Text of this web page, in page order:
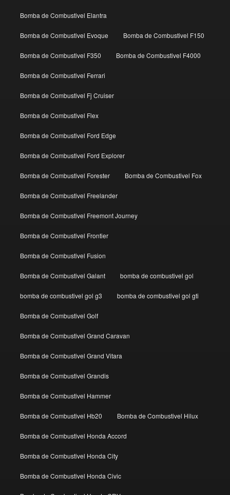
Bomba de Combustivel Elantra
Bomba de Combustivel Evoque Bomba de Combustivel F150
Bomba de Combustivel F350 Bomba de Combustivel F4000
Bomba de Combustivel Ferrari
Bomba de Combustivel Fj Cruiser
Bomba de Combustivel Flex
Bomba de Combustivel Ford Edge
Bomba de Combustivel Ford Explorer
Bomba de Combustivel Forester Bomba de Combustivel Fox
Bomba de Combustivel Freelander
Bomba de Combustivel Freemont Journey
Bomba de Combustivel Frontier
Bomba de Combustivel Fusion
Bomba de Combustivel Galant bomba de combustivel gol
bomba de combustivel gol g3 bomba de combustivel gol gti
Bomba de Combustivel Golf
Bomba de Combustivel Grand Caravan
Bomba de Combustivel Grand Vitara
Bomba de Combustivel Grandis
Bomba de Combustivel Hammer
Bomba de Combustivel Hb20 Bomba de Combustivel Hilux
Bomba de Combustivel Honda Accord
Bomba de Combustivel Honda City
Bomba de Combustivel Honda Civic